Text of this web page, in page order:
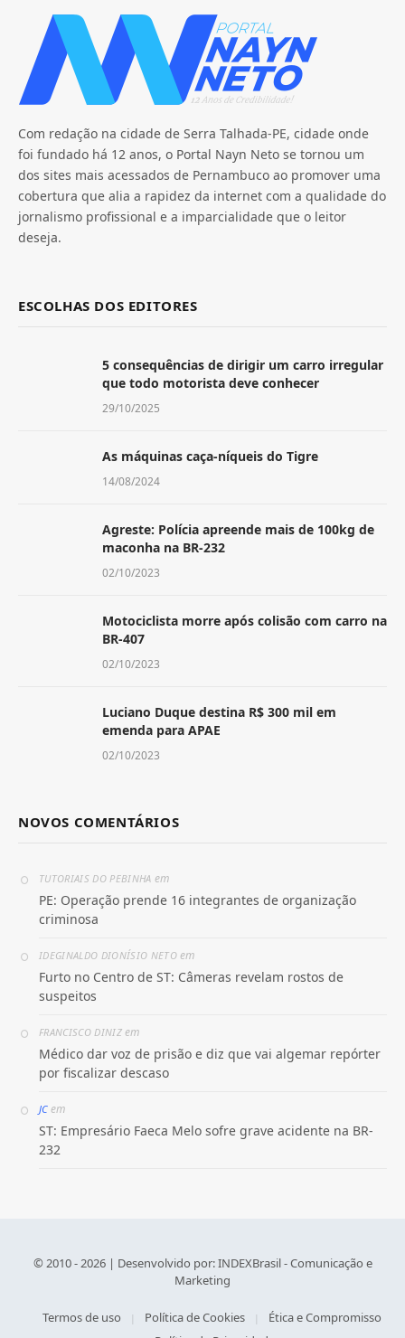
Com redação na cidade de Serra Talhada-PE, cidade onde
foi fundado há 12 anos, o Portal Nayn Neto se tornou um
dos sites mais acessados de Pernambuco ao promover uma
cobertura que alia a rapidez da internet com a qualidade do
jornalismo profissional e a imparcialidade que o leitor
deseja.
ESCOLHAS DOS EDITORES
5 consequências de dirigir um carro irregular
que todo motorista deve conhecer
29/10/2025
As máquinas caça-níqueis do Tigre
14/08/2024
Agreste: Polícia apreende mais de 100kg de
maconha na BR-232
02/10/2023
Motociclista morre após colisão com carro na
BR-407
02/10/2023
Luciano Duque destina R$ 300 mil em
emenda para APAE
02/10/2023
NOVOS COMENTÁRIOS
TUTORIAIS DO PEBINHA em
PE: Operação prende 16 integrantes de organização
criminosa
IDEGINALDO DIONÍSIO NETOem
Furto no Centro de ST: Câmeras revelam rostos de
suspeitos
FRANCISCO DINIZem
Médico dar voz de prisão e diz que vai algemar repórter
por fiscalizar descaso
JCem
ST: Empresário Faeca Melo sofre grave acidente na BR-
232
© 2010 - 2026 | Desenvolvido por:INDEXBrasil - Comunicação e
Marketing
Termos de uso Política de Cookies
Ética e Compromisso